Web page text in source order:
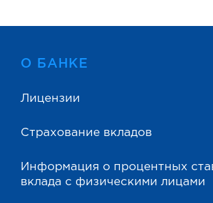
О БАНКЕ
Лицензии
Страхование вкладов
Информация о процентных
вклада с физическими лицами